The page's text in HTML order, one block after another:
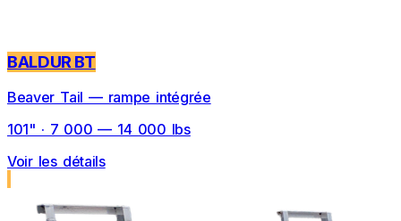
BALDUR BT
Beaver Tail — rampe intégrée
101" · 7 000 — 14 000 lbs
Voir les détails